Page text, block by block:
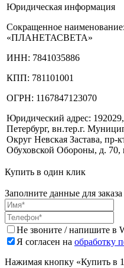
Юридическая информация
Сокращенное наименование:
«ПЛАНЕТАСВЕТА»
ИНН: 7841035886
КПП: 781101001
ОГРН: 1167847123070
Юридический адрес:
Петербург, вн.тер.г.
Округ Невская Застава, пр-
Обуховской Обороны, д. 70,
Купить в один клик
Заполните данные для заказа
Не звоните / напишите в
Я согласен на обработку
Нажимая кнопку «Купить в